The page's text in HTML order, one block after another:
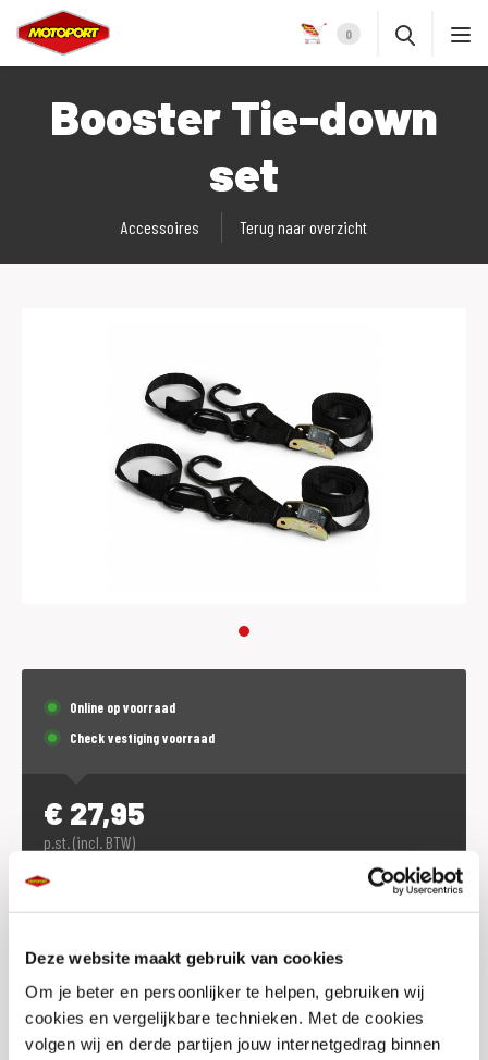
Deze website maakt gebruik van cookies
Om je beter en persoonlijker te helpen, gebruiken wij
cookies en vergelijkbare technieken. Met de cookies
volgen wij en derde partijen jouw internetgedrag binnen
0
Booster Tie-down
set
Accessoires Terug naar overzicht
Online op voorraad
Check vestiging voorraad
€ 27,95
p.st. (incl. BTW)
Check de voorraad eenvoudig en snel online